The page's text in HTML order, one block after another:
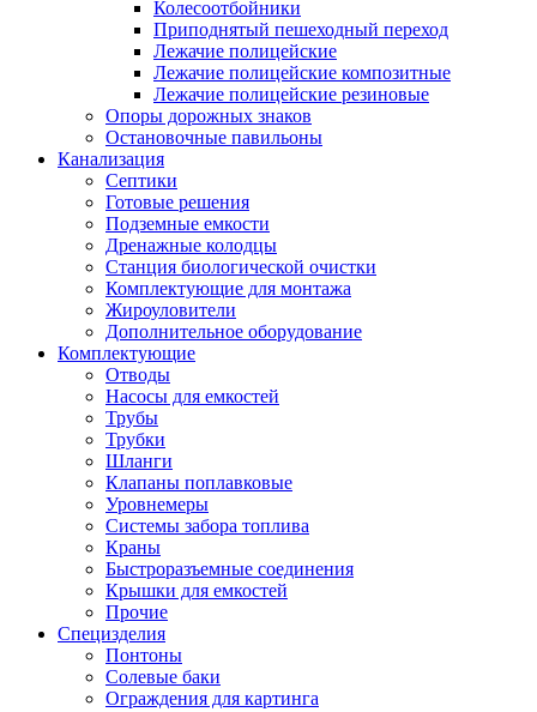
Колесоотбойники
Приподнятый пешеходный переход
Лежачие полицейские
Лежачие полицейские композитные
Лежачие полицейские резиновые
Опоры дорожных знаков
Остановочные павильоны
Канализация
Септики
Готовые решения
Подземные емкости
Дренажные колодцы
Станция биологической очистки
Комплектующие для монтажа
Жироуловители
Дополнительное оборудование
Комплектующие
Отводы
Насосы для емкостей
Трубы
Трубки
Шланги
Клапаны поплавковые
Уровнемеры
Системы забора топлива
Краны
Быстроразъемные соединения
Крышки для емкостей
Прочие
Специзделия
Понтоны
Солевые баки
Ограждения для картинга